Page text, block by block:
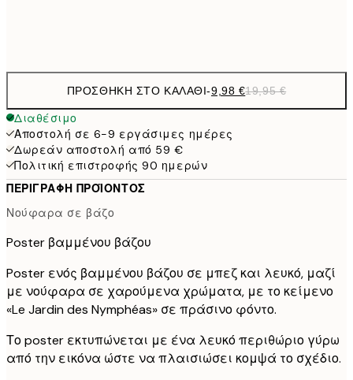
ΠΡΟΣΘΉΚΗ ΣΤΟ ΚΑΛΆΘΙ-9,98 €19,95 €
Διαθέσιμο
Αποστολή σε 6-9 εργάσιμες ημέρες
Δωρεάν αποστολή από 59 €
Πολιτική επιστροφής 90 ημερών
ΠΕΡΙΓΡΑΦΉ ΠΡΟΪΌΝΤΟΣ
Νούφαρα σε βάζο
Poster βαμμένου βάζου
Poster ενός βαμμένου βάζου σε μπεζ και λευκό, μαζί
με νούφαρα σε χαρούμενα χρώματα, με το κείμενο
«Le Jardin des Nymphéas» σε πράσινο φόντο.
Το poster εκτυπώνεται με ένα λευκό περιθώριο γύρω
από την εικόνα ώστε να πλαισιώσει κομψά το σχέδιο.